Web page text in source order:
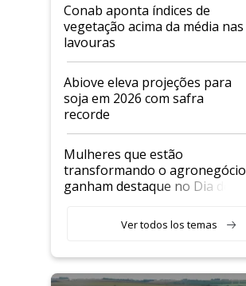
Conab aponta índices de
vegetação acima da média nas
lavouras
Abiove eleva projeções para
soja em 2026 com safra
recorde
Mulheres que estão
transformando o agronegócio
ganham destaque no Dia do
Ver todos los temas